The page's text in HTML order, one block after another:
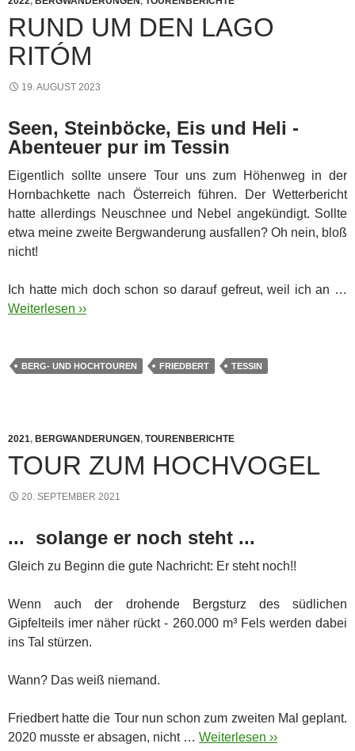
RUND UM DEN LAGO
RITÓM
19. AUGUST 2023
Seen, Steinböcke, Eis und Heli -
Abenteuer pur im Tessin
Eigentlich sollte unsere Tour uns zum Höhenweg in der
Hornbachkette nach Österreich führen. Der Wetterbericht
hatte allerdings Neuschnee und Nebel angekündigt. Sollte
etwa meine zweite Bergwanderung ausfallen? Oh nein, bloß
nicht!
Ich hatte mich doch schon so darauf gefreut, weil ich an …
Weiterlesen ››
BERG- UND HOCHTOUREN FRIEDBERT TESSIN
2021, BERGWANDERUNGEN, TOURENBERICHTE
TOUR ZUM HOCHVOGEL
20. SEPTEMBER 2021
... solange er noch steht ...
Gleich zu Beginn die gute Nachricht: Er steht noch!!
Wenn auch der drohende Bergsturz des südlichen
Gipfelteils imer näher rückt - 260.000 m³ Fels werden dabei
ins Tal stürzen.
Wann? Das weiß niemand.
Friedbert hatte die Tour nun schon zum zweiten Mal geplant.
2020 musste er absagen, nicht … Weiterlesen ››